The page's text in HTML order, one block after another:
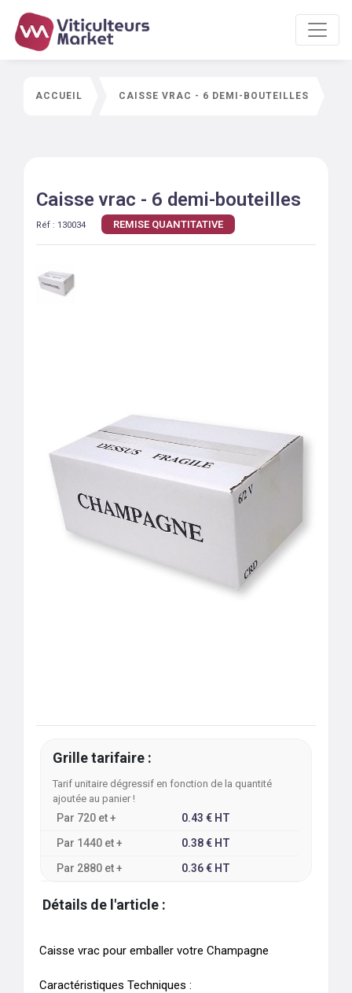
ACCUEIL CAISSE VRAC - 6 DEMI-BOUTEILLES
Caisse vrac - 6 demi-bouteilles
Réf : 130034 REMISE QUANTITATIVE
Grille tarifaire :
Tarif unitaire dégressif en fonction de la quantité
ajoutée au panier !
Par 720 et + 0.43 € HT
Par 1440 et + 0.38€ HT
Par 2880 et + 0.36€ HT
Détails de l'article :
Caisse vrac pour emballer votre Champagne
Caractéristiques Techniques :